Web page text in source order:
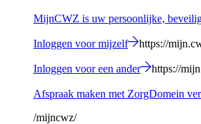
MijnCWZ is uw persoonlijke,
Inloggen voor mijzelf https://
Inloggen voor een ander https://
Afspraak maken met ZorgDomein
/mijncwz/